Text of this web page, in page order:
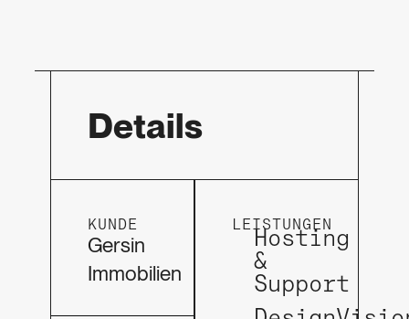
Details
KUNDE
Gersin
Immobilien
LEISTUNGEN
Hosting
&
Support